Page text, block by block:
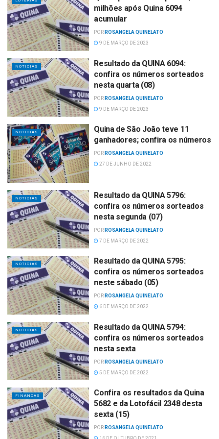
milhões após Quina 6094
acumular
POR ROSANGELA QUINELATO
9 DE MARÇO DE 2023
NOTICIAS
Resultado da QUINA 6094:
confira os números sorteados
nesta quarta (08)
POR ROSANGELA QUINELATO
9 DE MARÇO DE 2023
NOTICIAS
Quina de São João teve 11
ganhadores; confira os números
POR ROSANGELA QUINELATO
27 DE JUNHO DE 2022
NOTICIAS
Resultado da QUINA 5796:
confira os números sorteados
nesta segunda (07)
POR ROSANGELA QUINELATO
7 DE MARÇO DE 2022
NOTICIAS
Resultado da QUINA 5795:
confira os números sorteados
neste sábado (05)
POR ROSANGELA QUINELATO
6 DE MARÇO DE 2022
NOTICIAS
Resultado da QUINA 5794:
confira os números sorteados
nesta sexta
POR ROSANGELA QUINELATO
5 DE MARÇO DE 2022
FINANÇAS
Confira os resultados da Quina
5682 e da Lotofácil 2348 desta
sexta (15)
POR ROSANGELA QUINELATO